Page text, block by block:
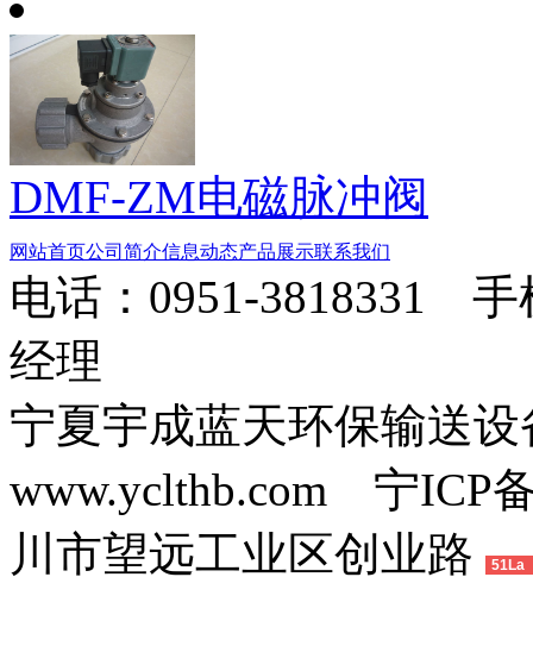
DMF-ZM电磁脉冲阀
网站首页公司简介信息动态产品展示联系我们
电话：0951-3818331 手
经理
宁夏宇成蓝天环保输送
www.yclthb.com 宁ICP
川市望远工业区创业路
51La